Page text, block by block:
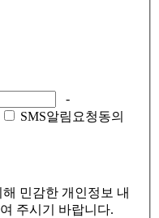
-
SMS알림요청동의
민감한 개인정보 내
주시기 바랍니다.